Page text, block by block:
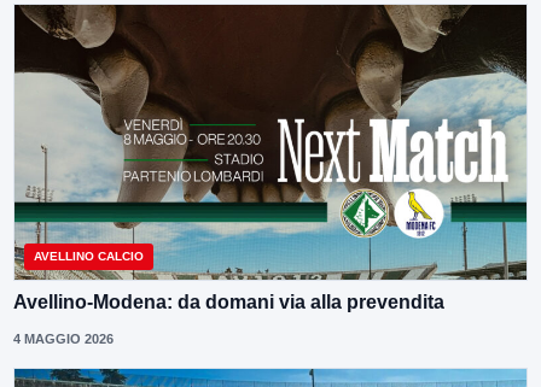
AVELLINO CALCIO
Avellino-Modena: da domani via alla prevendita
4 MAGGIO 2026